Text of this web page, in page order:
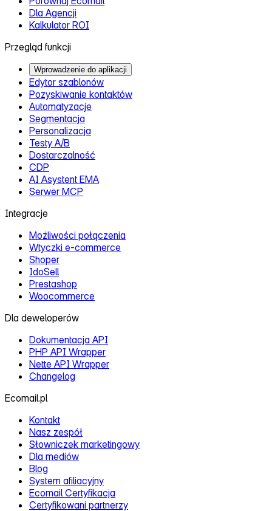
Możliwości połączenia
Wtyczki e‑commerce
Shoper
IdoSell
Prestashop
Woocommerce
Dla deweloperów
Dokumentacja API
PHP API Wrapper
Nette API Wrapper
Changelog
Ecomail.pl
Kontakt
Słowniczek marketingowy
Blog
System afiliacyjny
Ecomail Certyfikacja
Certyfikowani partnerzy
Ecomail vs. Mailchimp
Ecomail vs. Mailerlite
Porównaj Ecomail
Dla Agencji
Kalkulator ROI
Przegląd funkcji
Wprowadzenie do aplikacji
Edytor szablonów
Pozyskiwanie kontaktów
Automatyzacje
Segmentacja
Personalizacja
Testy A/B
Dostarczalność
CDP
AI Asystent EMA
Serwer MCP